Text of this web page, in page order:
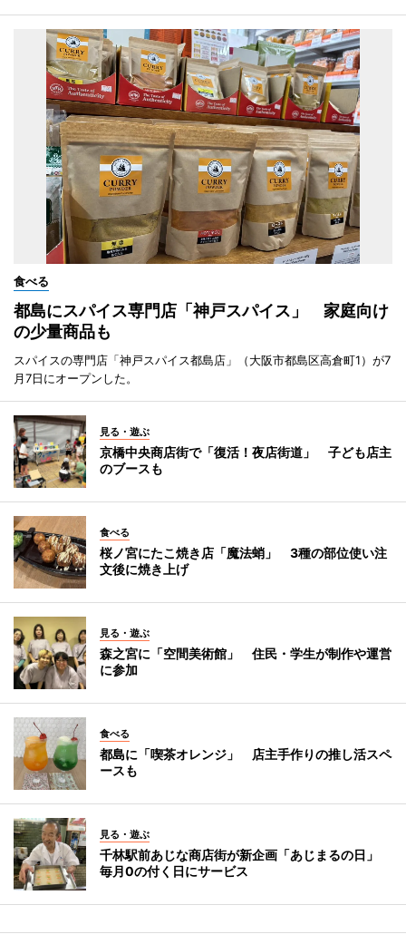
食べる
都島にスパイス専門店「神戸スパイス」 家庭向け
の少量商品も
スパイスの専門店「神戸スパイス都島店」（大阪市都島区高倉町1）が7
月7日にオープンした。
見る・遊ぶ
京橋中央商店街で「復活！夜店街道」 子ども店主
のブースも
食べる
桜ノ宮にたこ焼き店「魔法蛸」 3種の部位使い注
文後に焼き上げ
見る・遊ぶ
森之宮に「空間美術館」 住民・学生が制作や運営
に参加
食べる
都島に「喫茶オレンジ」 店主手作りの推し活スペ
ースも
見る・遊ぶ
千林駅前あじな商店街が新企画「あじまるの日」
毎月0の付く日にサービス